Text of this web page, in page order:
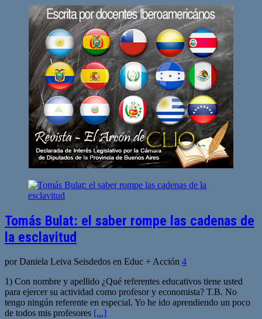
Tomás Bulat: el saber rompe las cadenas de
la esclavitud
por Daniela Leiva Seisdedos en Educ + Acción 4
1) Con nombre y apellido ¿Qué referentes educativos tiene usted
para ejercer su actividad como profesor y economista? T.B. No
tengo ningún referente en especial. Yo he ido aprendiendo un poco
de todos mis profesores [...]